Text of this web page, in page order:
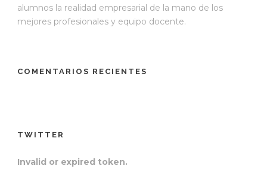
alumnos la realidad empresarial de la mano de los
mejores profesionales y equipo docente.
COMENTARIOS RECIENTES
TWITTER
Invalid or expired token.